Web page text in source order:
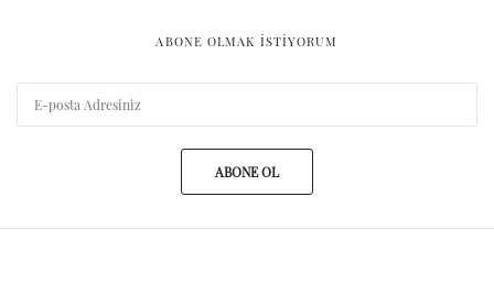
ABONE OLMAK ISTIYORUM
ABONE OL